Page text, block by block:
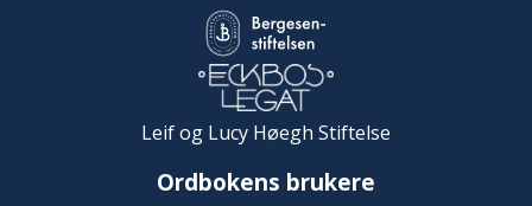
Leif og Lucy Høegh Stiftelse
Ordbokens brukere